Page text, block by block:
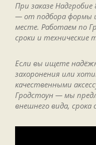
При заказе
— от подбора формы
месте. Работаем по
сроки и технические
Если вы ищете
захоронения или
качественными
Гродстоун — мы
внешнего вида,